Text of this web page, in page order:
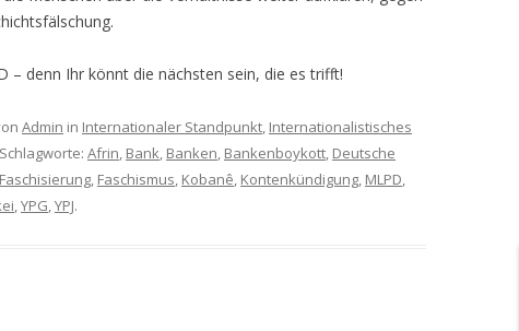
– denn Ihr könnt die nächsten sein, die es trifft!
Admin in Internationaler Standpunkt, Internationalistisches
Afrin, Bank, Banken, Bankenboykott, Deutsche
Faschisierung, Faschismus, Kobanê, Kontenkündigung, MLPD,
,YPG,YPJ.